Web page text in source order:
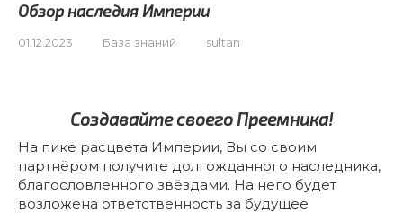
Обзор наследия Империи
01.12.2023 База знаний sultan
Создавайте своего Преемника!
На пике расцвета Империи, Вы со своим
партнёром получите долгожданного наследника,
благословленного звёздами. На него будет
возложена ответственность за будущее